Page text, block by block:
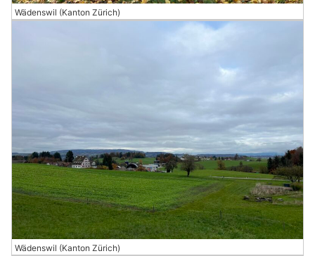
Wädenswil (Kanton Zürich)
Wädenswil (Kanton Zürich)